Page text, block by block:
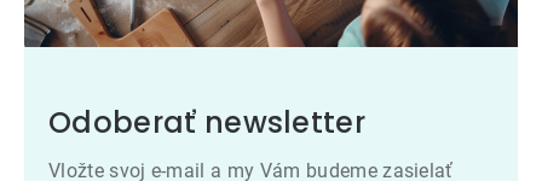
Odoberať newsletter
Vložte svoj e-mail a my Vám budeme zasielať